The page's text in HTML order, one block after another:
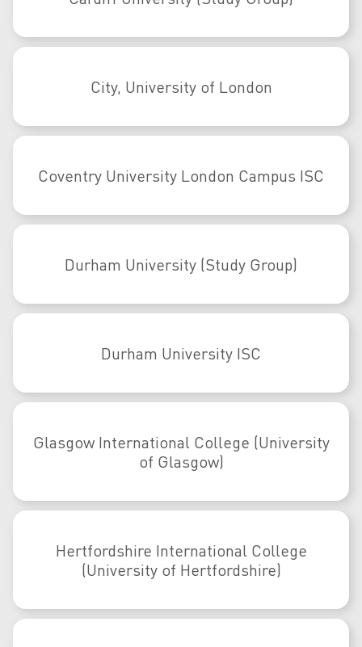
City, University of London
Coventry University London Campus ISC
Durham University (Study Group)
Durham University ISC
Glasgow International College (University
of Glasgow)
Hertfordshire International College
(University of Hertfordshire)